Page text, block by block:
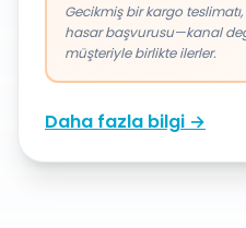
Gecikmiş bir kargo
hasar başvurusu—kanal
müşteriyle birlikte ilerler.
Daha fazla bilgi →